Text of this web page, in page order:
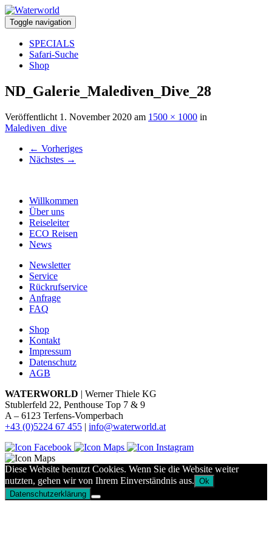
Toggle navigation
SPECIALS
Safari-Suche
Shop
ND_Galerie_Malediven_Dive_28
Veröffentlicht 1. November 2020 am 1500 × 1000 in
Malediven_dive
← Vorheriges
Nächstes →
Willkommen
Über uns
Reiseleiter
ECO Reisen
News
Newsletter
Service
Rückrufservice
Anfrage
FAQ
Shop
Kontakt
Impressum
Datenschutz
AGB
WATERWORLD | Werner Thiele KG
Stublerfeld 22, Penthouse Top 7 & 9
A – 6123 Terfens-Vomperbach
+43 (0)5224 67 455 | info@waterworld.at
Diese Website benutzt Cookies. Wenn Sie die Website weiter
nutzten, gehen wir von Ihrem Einverständnis aus. Ok
Datenschutzerklärung